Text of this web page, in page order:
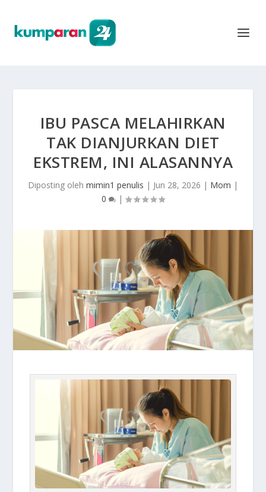
IBU PASCA MELAHIRKAN
TAK DIANJURKAN DIET
EKSTREM, INI ALASANNYA
Diposting oleh mimin1 penulis | Jun 28, 2026 | Mom |
0
|